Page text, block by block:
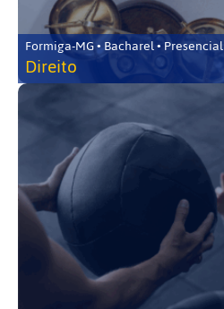
Formiga-MG • Bacharel • Presencial
Direito